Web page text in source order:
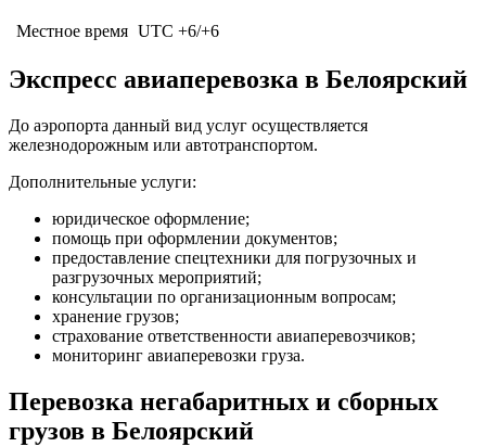
Местное время UTC +6/+6
Экспресс авиаперевозка в Белоярский
До аэропорта данный вид услуг осуществляется
железнодорожным или автотранспортом.
Дополнительные услуги:
юридическое оформление;
помощь при оформлении документов;
предоставление спецтехники для погрузочных и
разгрузочных мероприятий;
консультации по организационным вопросам;
хранение грузов;
страхование ответственности авиаперевозчиков;
мониторинг авиаперевозки груза.
Перевозка негабаритных и сборных
грузов в Белоярский